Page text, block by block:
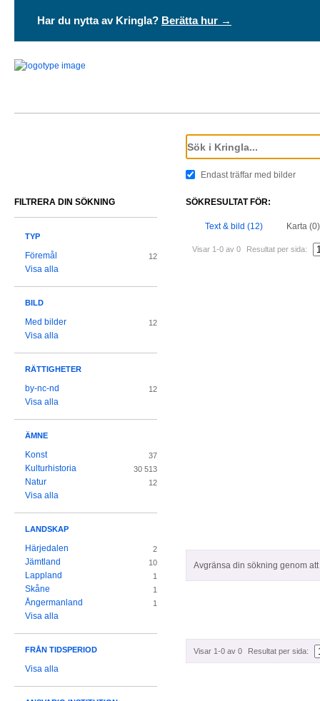
Har du nytta av Kringla? Berätta hur →
Endast träffar med bilder
SÖKRESULTAT FÖR:
Text & bild (12) Karta (0)
Visar 1-0 av 0 Resultat per sida:
Avgränsa din sökning genom
Visar 1-0 av 0 Resultat per sida:
FILTRERA DIN SÖKNING
TYP
Föremål 12
Visa alla
BILD
Med bilder 12
Visa alla
RÄTTIGHETER
by-nc-nd 12
Visa alla
ÄMNE
Konst 37
Kulturhistoria 30 513
Natur 12
Visa alla
LANDSKAP
Härjedalen 2
Jämtland 10
Lappland 1
Skåne 1
Ångermanland 1
Visa alla
FRÅN TIDSPERIOD
Visa alla